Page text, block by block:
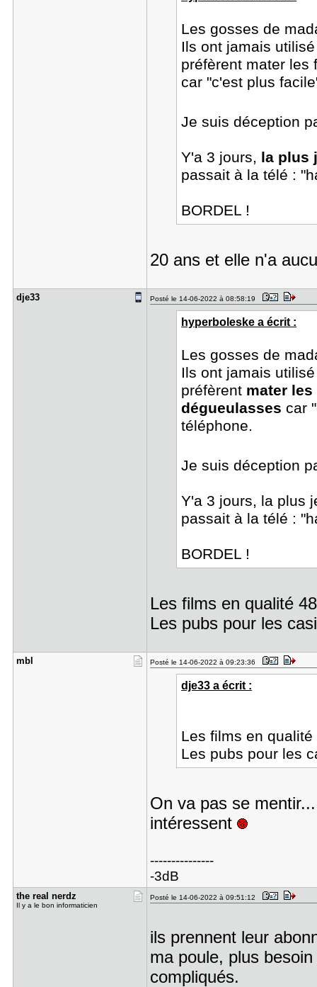
Les gosses de
Ils ont jamais
préfèrent mater les
car "c'est plus
Je suis déception
Y'a 3 jours, la plus
passait à la télé :
BORDEL !
20 ans et elle n'a
dje33 Posté le 14-06-2022 à 08:58:19
hyperboleske a écrit :
Les gosses de
Ils ont jamais
préfèrent mater
dégueulasses car
téléphone.
Je suis déception
Y'a 3 jours, la plus
passait à la télé :
BORDEL !
Les films en qualité
Les pubs pour les
mbl Posté le 14-06-2022 à 09:23:36
dje33 a écrit :
Les films en
Les pubs pour les
On va pas se
intéressent
---------------
-3dB
the real n​erdz
Il y a le bon informaticien
Posté le 14-06-2022 à 09:51:12
ils prennent leur
ma poule, plus
compliqués.